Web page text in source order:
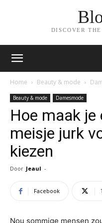
DISCOVER
Home Beauty & mode
Beauty & mode Damesmode
Hoe maak je
meisje jurk
kiezen
Door Jeaul -
Facebook
Nou sommige mensen